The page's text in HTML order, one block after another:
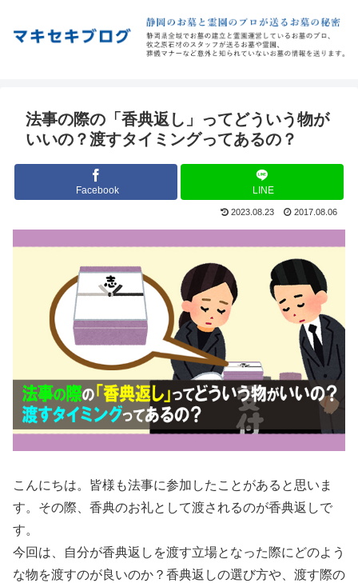
法事の際の「香典返し」ってどういう物が
いいの？渡すタイミングってあるの？
Facebook LINE
2023.08.23 2017.08.06
こんにちは。皆様も法事に参加したことがあると思いま
す。その際、香典のお礼として渡されるのが香典返しで
す。
今回は、自分が香典返しを渡す立場となった際にどのよう
な物を渡すのが良いのか？香典返しの選び方や、渡す際の